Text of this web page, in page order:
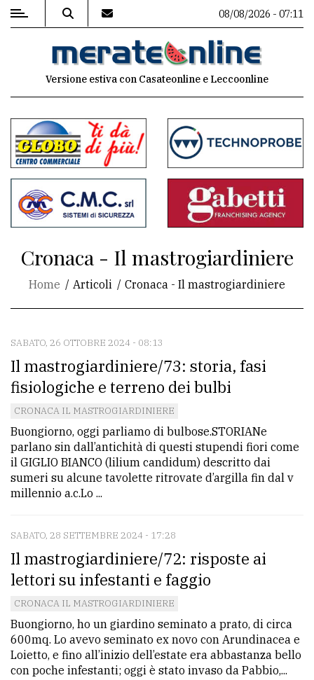
MENU
commenti
Contenuti
del
sito
CONTATTI
La
redazione
Per
la
tua
CERCA
Cerca
per
comune
Ricerca
avanzata
08/08/2026 - 07:11
Versione estiva con Casateonline e Leccoonline
Cronaca - Il mastrogiardiniere
Home Articoli Cronaca - Il mastrogiardiniere
SABATO, 26 OTTOBRE 2024 - 08:13
Il mastrogiardiniere/73: storia, fasi
fisiologiche e terreno dei bulbi
CRONACA IL MASTROGIARDINIERE
Buongiorno, oggi parliamo di bulbose.STORIANe
parlano sin dall’antichità di questi stupendi fiori come
il GIGLIO BIANCO (lilium candidum) descritto dai
sumeri su alcune tavolette ritrovate d’argilla fin dal v
millennio a.c.Lo ...
SABATO, 28 SETTEMBRE 2024 - 17:28
Il mastrogiardiniere/72: risposte ai
lettori su infestanti e faggio
CRONACA IL MASTROGIARDINIERE
Buongiorno, ho un giardino seminato a prato, di circa
600mq. Lo avevo seminato ex novo con Arundinacea e
Loietto, e fino all’inizio dell’estate era abbastanza bello
con poche infestanti; oggi è stato invaso da Pabbio,...